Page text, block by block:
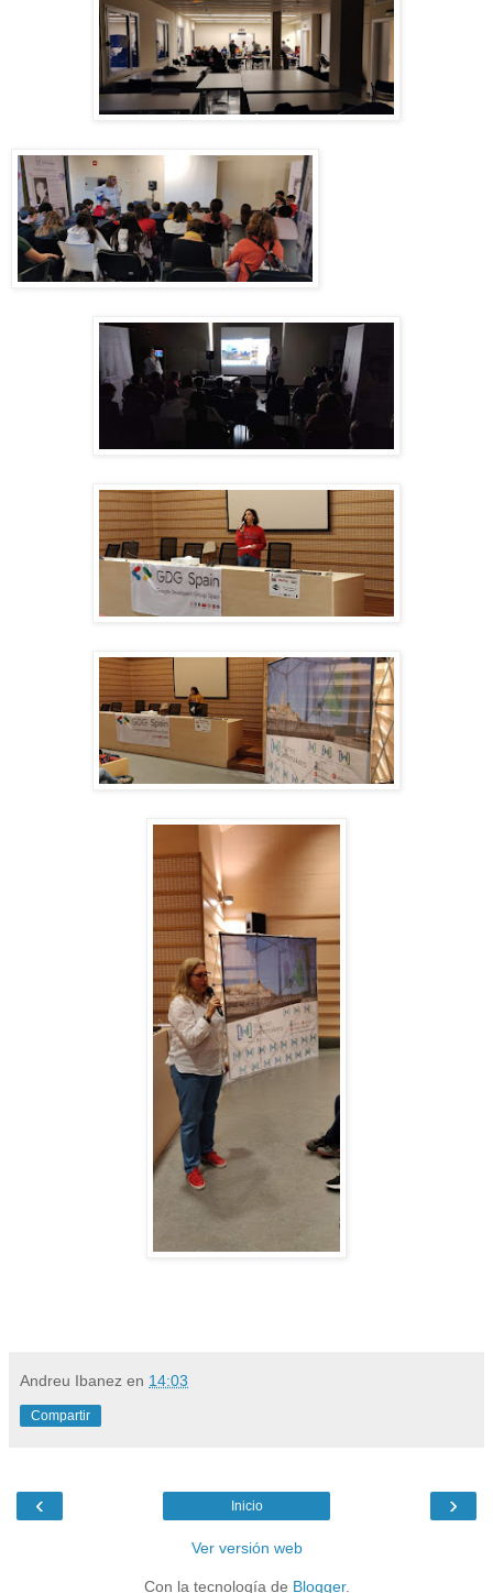
Andreu Ibanez en 14:03
Compartir
‹ ›
Inicio
Ver versión web
Con la tecnología de Blogger.